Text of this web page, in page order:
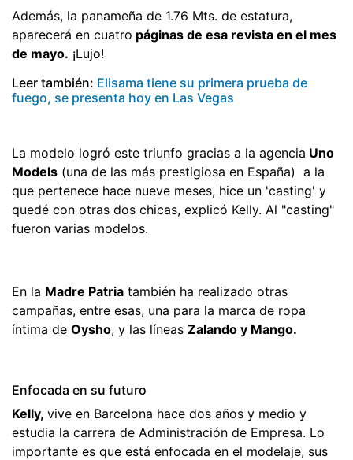
Además, la panameña de 1.76 Mts. de estatura,
aparecerá en cuatro páginas de esa revista en el mes
de mayo. ¡Lujo!
Leer también: Elisama tiene su primera prueba de
fuego, se presenta hoy en Las Vegas
La modelo logró este triunfo gracias a la agencia Uno
Models (una de las más prestigiosa en España) a la
que pertenece hace nueve meses, hice un 'casting' y
quedé con otras dos chicas, explicó Kelly. Al "casting"
fueron varias modelos.
En la Madre Patria también ha realizado otras
campañas, entre esas, una para la marca de ropa
íntima de Oysho, y las líneas Zalando y Mango.
Enfocada en su futuro
Kelly, vive en Barcelona hace dos años y medio y
estudia la carrera de Administración de Empresa. Lo
importante es que está enfocada en el modelaje, sus